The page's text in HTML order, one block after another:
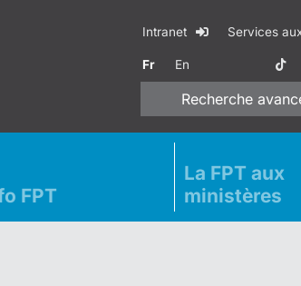
Intranet Services
Fr En
Recherche
FPT
La FPT aux
ministères